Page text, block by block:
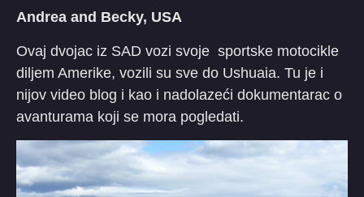
Andrea and Becky, USA
Ovaj dvojac iz SAD vozi svoje sportske motocikle
diljem Amerike, vozili su sve do Ushuaia. Tu je i
nijov video blog i kao i nadolazeći dokumentarac o
avanturama koji se mora pogledati.